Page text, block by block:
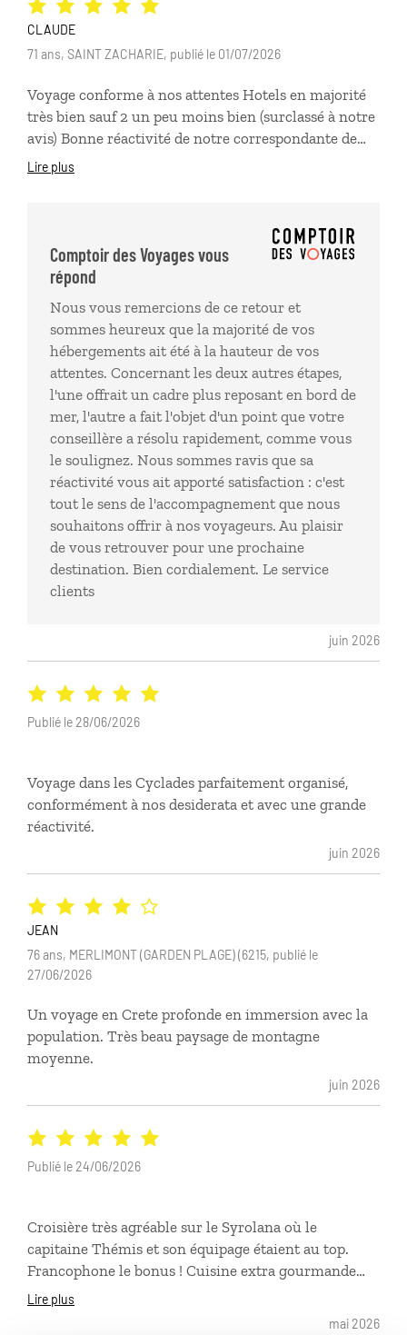
même, sans frais ajouté. Mon conseiller m'avait déjà
concocté un voyage très réussi dans les Cyclades et
après un petit stress en salle d'embarquement, il a
passagers, devait attendre des places sur un vol 2
jours plus tard ! Je voyagerai à nouveau avec
Comptoir des Voyages pour leur professionnalisme.
Voyage conforme à nos attentes Hotels en majorité
très bien sauf 2 un peu moins bien (surclassé à notre
avis) Bonne réactivité de notre correspondante de
l’agence lors de notre petit soucis Vraiment très
Lire plus
juin 2026
CLAUDE
71 ans, SAINT ZACHARIE, publié le 01/07/2026
Comptoir des Voyages vous
répond
Nous vous remercions de ce retour et
sommes heureux que la majorité de vos
hébergements ait été à la hauteur de vos
attentes. Concernant les deux autres étapes,
l'une offrait un cadre plus reposant en bord de
mer, l'autre a fait l'objet d'un point que votre
conseillère a résolu rapidement, comme vous
le soulignez. Nous sommes ravis que sa
réactivité vous ait apporté satisfaction : c'est
tout le sens de l'accompagnement que nous
souhaitons offrir à nos voyageurs. Au plaisir
de vous retrouver pour une prochaine
destination. Bien cordialement. Le service
clients
Voyage dans les Cyclades parfaitement organisé,
conformément à nos desiderata et avec une grande
réactivité.
juin 2026
Publié le 28/06/2026
Un voyage en Crete profonde en immersion avec la
population. Très beau paysage de montagne
moyenne.
juin 2026
JEAN
76 ans, MERLIMONT (GARDEN PLAGE) (6215, publié le
27/06/2026
Croisière très agréable sur le Syrolana où le
capitaine Thémis et son équipage étaient au top.
Francophone le bonus ! Cuisine extra gourmande
avec des plats grecques formidablement délicieux.
Equipement et installation parfaite, la suite VIP un
Lire plus
mai 2026
Publié le 24/06/2026